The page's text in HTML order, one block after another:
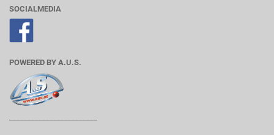
SOCIALMEDIA
POWERED BY A.U.S.